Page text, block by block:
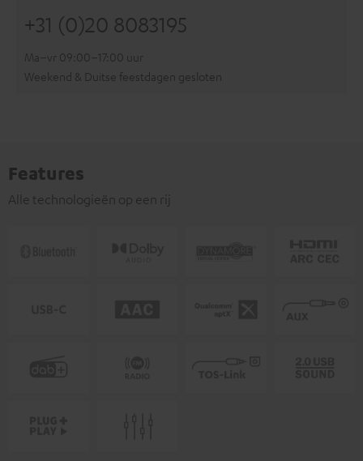
+31 (0)20 8083195
Ma–vr 09:00–17:00 uur
Weekend & Duitse feestdagen gesloten
Features
Alle technologieën op een rij